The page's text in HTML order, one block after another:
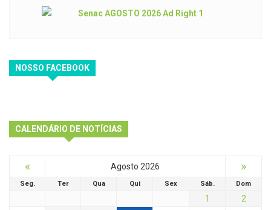
NOSSO FACEBOOK
CALENDÁRIO DE NOTÍCIAS
« Agosto 2026 »
Seg. Ter Qua Qui Sex Sáb. Dom
1
2